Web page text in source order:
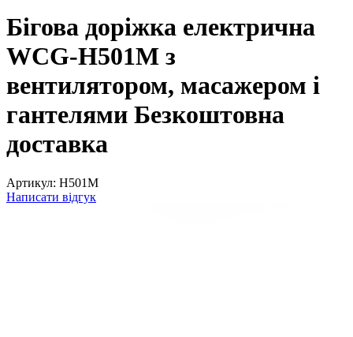
Бігова доріжка електрична
WCG-H501M з
вентилятором, масажером і
гантелями Безкоштовна
доставка
Артикул: H501M
Написати відгук